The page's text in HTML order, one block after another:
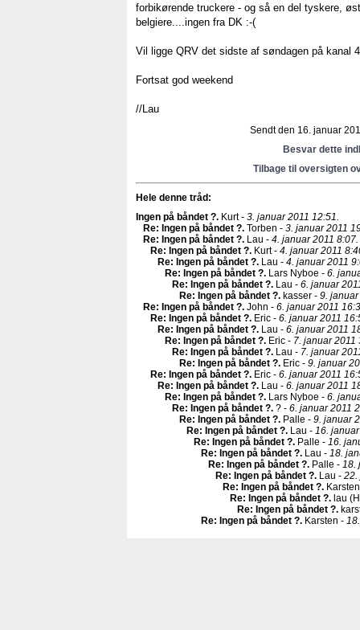
forbikørende truckere - og så en del tyskere,
belgiere....ingen fra DK :-(
Vil ligge QRV det sidste af søndagen på kanal
Fortsat god weekend
//Lau
Sendt den 16. januar
Besvar dette
Tilbage til oversigten
Hele denne tråd:
Ingen på båndet ?. Kurt - 3. januar 2011 12:51.
Re: Ingen på båndet ?. Torben - 3. januar 2011
Re: Ingen på båndet ?. Lau - 4. januar 2011 8:07.
Re: Ingen på båndet ?. Kurt - 4. januar 2011
Re: Ingen på båndet ?. Lau - 4. januar 2011
Re: Ingen på båndet ?. Lars Nyboe - 6.
Re: Ingen på båndet ?. Lau - 6. januar
Re: Ingen på båndet ?. kasser - 9.
Re: Ingen på båndet ?. John - 6. januar 2011
Re: Ingen på båndet ?. Eric - 6. januar 2011
Re: Ingen på båndet ?. Lau - 6. januar 2011
Re: Ingen på båndet ?. Eric - 7. januar 2011
Re: Ingen på båndet ?. Lau - 7. januar
Re: Ingen på båndet ?. Eric - 9. januar
Re: Ingen på båndet ?. Eric - 6. januar 2011
Re: Ingen på båndet ?. Lau - 6. januar 2011
Re: Ingen på båndet ?. Lars Nyboe - 6.
Re: Ingen på båndet ?. ? - 6. januar 2011
Re: Ingen på båndet ?. Palle - 9. januar
Re: Ingen på båndet ?. Lau - 16.
Re: Ingen på båndet ?. Palle - 16.
Re: Ingen på båndet ?. Lau - 18.
Re: Ingen på båndet ?. Palle - 18.
Re: Ingen på båndet ?. Lau - 22.
Re: Ingen på båndet ?.
Re: Ingen på båndet ?. lau
Re: Ingen på båndet ?.
Re: Ingen på båndet ?. Karsten -